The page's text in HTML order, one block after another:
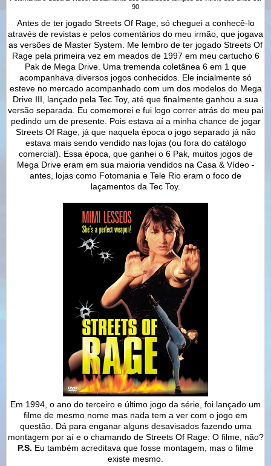
90
Antes de ter jogado Streets Of Rage, só cheguei a conhecê-lo
através de revistas e pelos comentários do meu irmão, que jogava
as versões de Master System. Me lembro de ter jogado Streets Of
Rage pela primeira vez em meados de 1997 em meu cartucho 6
Pak de Mega Drive. Uma tremenda coletânea 6 em 1 que
acompanhava diversos jogos conhecidos. Ele incialmente só
esteve no mercado acompanhado com um dos modelos do Mega
Drive III, lançado pela Tec Toy, até que finalmente ganhou a sua
versão separada. Eu comemorei e fui logo correr atrás do meu pai
pedindo um de presente. Pois estava aí a minha chance de jogar
Streets Of Rage, já que naquela época o jogo separado já não
estava mais sendo vendido nas lojas (ou fora do catálogo
comercial). Essa época, que ganhei o 6 Pak, muitos jogos de
Mega Drive eram em sua maioria vendidos na Casa & Vídeo -
antes, lojas como Fotomania e Tele Rio eram o foco de
laçamentos da Tec Toy.
Em 1994, o ano do terceiro e último jogo da série, foi lançado um
filme de mesmo nome mas nada tem a ver com o jogo em
questão. Dá para enganar alguns desavisados fazendo uma
montagem por aí e o chamando de Streets Of Rage: O filme, não?
P.S. Eu também acreditava que fosse montagem, mas o filme
existe mesmo.